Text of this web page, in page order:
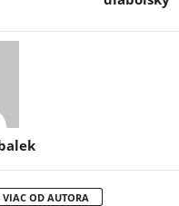
VIAC OD AUTORA